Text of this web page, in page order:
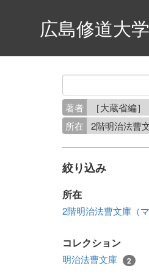
広島修道大
著者 ［大蔵省編］
所在
2階明治法曹
絞り込み
所在
2階明治法曹文庫（
コレクション
明治法曹文庫 2